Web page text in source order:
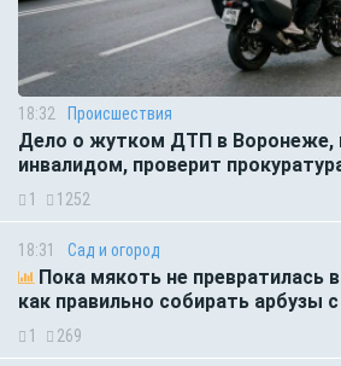
18:32 Происшествия
Дело о жутком ДТП в Воронеже,
инвалидом, проверит
1 1252
18:31 Сад и огород
Пока мякоть не превратилась
как правильно собирать арбузы
1 269